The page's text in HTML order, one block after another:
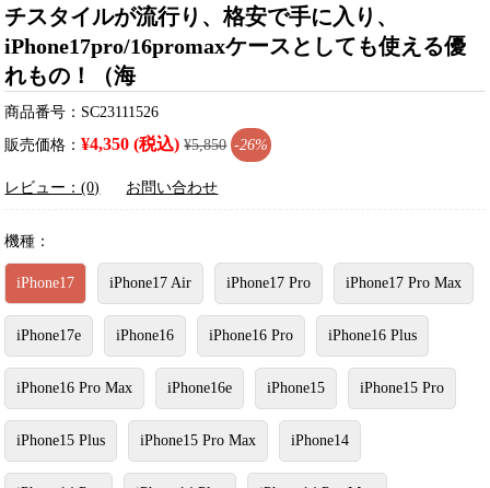
チスタイルが流行り、格安で手に入り、
iPhone17pro/16promaxケースとしても使える優
れもの！（海
商品番号：SC23111526
販売価格：¥4,350 (税込) ¥5,850 -26%
レビュー：(0) お問い合わせ
機種：
iPhone17 iPhone17 Air iPhone17 Pro iPhone17 Pro Max
iPhone17e iPhone16 iPhone16 Pro iPhone16 Plus
iPhone16 Pro Max iPhone16e iPhone15 iPhone15 Pro
iPhone15 Plus iPhone15 Pro Max iPhone14